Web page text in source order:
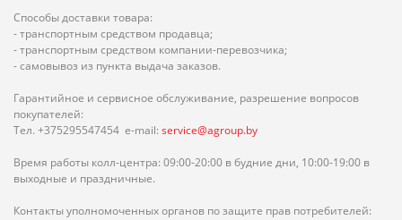
Способы доставки товара:
- транспортным средством продавца;
- транспортным средством компании-перевозчика;
- самовывоз из пункта выдача заказов.
Гарантийное и сервисное обслуживание, разрешение вопросов
покупателей:
Тел. +375295547454 e-mail: service@agroup.by
Время работы колл-центра: 09:00-20:00 в будние дни, 10:00-19:00 в
выходные и праздничные.
Контакты уполномоченных органов по защите прав потребителей: